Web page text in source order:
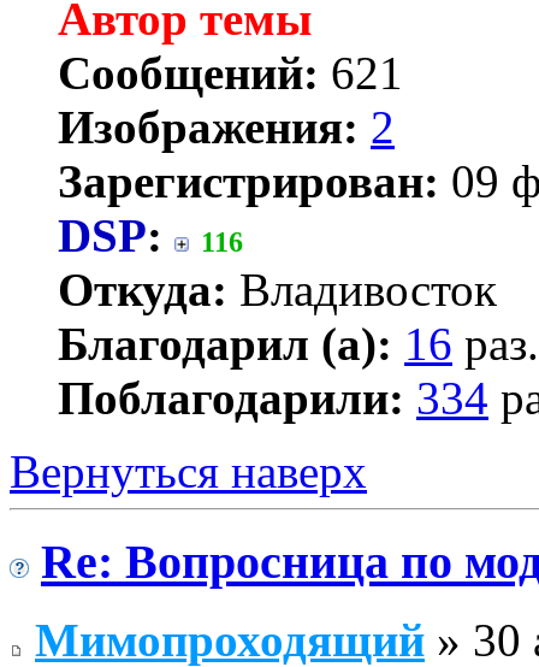
Автор темы
Сообщений: 621
Изображения: 2
Зарегистрирован: 09
DSP: 116
Откуда: Владивосток
Благодарил (а): 16 раз.
Поблагодарили: 334
Вернуться наверх
Re: Вопросница по
Мимопроходящий » 30